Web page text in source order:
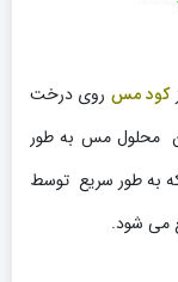
کود مس روی درخت
محلول مس به طور
به طور سریع توسط
می شود.